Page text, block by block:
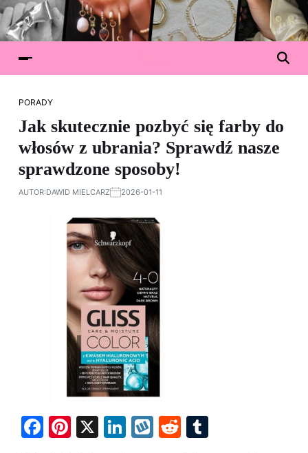
PORADY
Jak skutecznie pozbyć się farby do
włosów z ubrania? Sprawdź nasze
sprawdzone sposoby!
AUTOR:DAWID MIELCARZ 2026-01-11
F
Pi X
Li W R